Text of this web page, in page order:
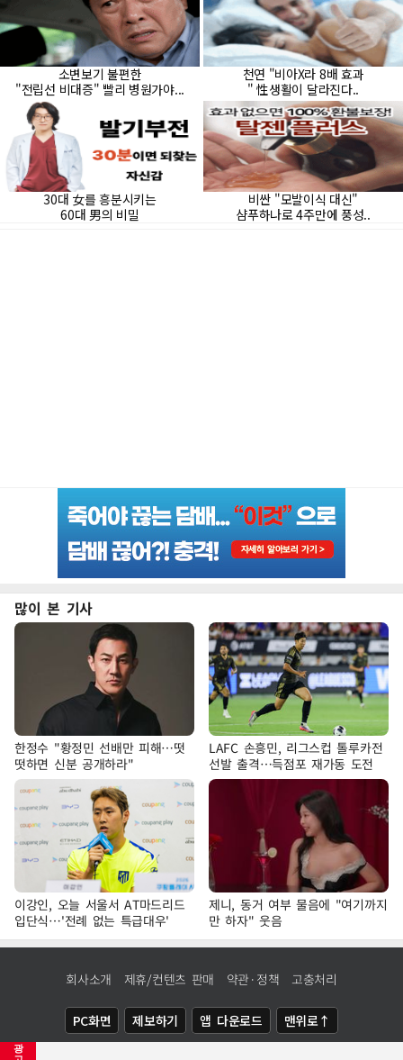
광
많이 본 기사
한정수 "황정민 선배만 피해…떳
떳하면 신분 공개하라"
LAFC 손흥민, 리그스컵 톨루카전
선발 출격…득점포 재가동 도전
이강인, 오늘 서울서 AT마드리드
입단식…'전례 없는 특급대우'
제니, 동거 여부 물음에 "여기까지
만 하자" 웃음
회사소개 제휴/컨텐츠 판매 약관·정책 고충처리
PC화면 제보하기 앱 다운로드 맨위로↑